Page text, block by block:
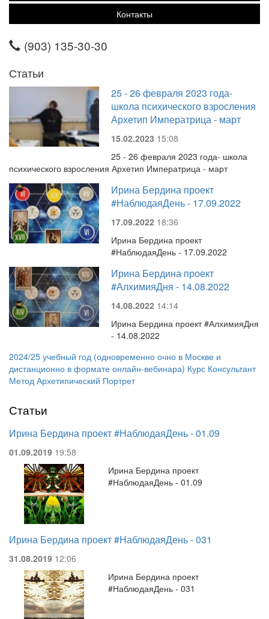
Контакты
(903) 135-30-30
Статьи
25 - 26 февраля 2023 года-
школа психического взросления
Архетип Императрица - март
15.02.2023 15:08
25 - 26 февраля 2023 года- школа
психического взросления Архетип Императрица - март
Ирина Бердина проект
#НаблюдаяДень - 17.09.2022
17.09.2022 18:36
Ирина Бердина проект
#НаблюдаяДень - 17.09.2022
Ирина Бердина проект
#АлхимияДня - 14.08.2022
14.08.2022 14:14
Ирина Бердина проект #АлхимияДня
- 14.08.2022
2024/25 учебный год (одновременно очно в Москве и
дистанционно в формате онлайн-вебинара) Курс Консультант
Метод Архетипический Портрет
Статьи
Ирина Бердина проект #НаблюдаяДень - 01.09
01.09.2019 19:58
Ирина Бердина проект
#НаблюдаяДень - 01.09
Ирина Бердина проект #НаблюдаяДень - 031
31.08.2019 12:06
Ирина Бердина проект
#НаблюдаяДень - 031